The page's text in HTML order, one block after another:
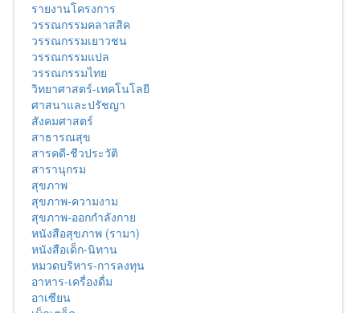
รายงานโครงการ
วรรณกรรมคลาสสิค
วรรณกรรมเยาวชน
วรรณกรรมแปล
วรรณกรรมไทย
วิทยาศาสตร์-เทคโนโลยี
ศาสนาและปรัชญา
สังคมศาสตร์
สาธารณสุข
สารคดี-ชีวประวัติ
สารานุกรม
สุขภาพ
สุขภาพ-ความงาม
สุขภาพ-ออกกำลังกาย
หนังสือสุขภาพ (รามา)
หนังสือเด็ก-นิทาน
หมวดบริหาร-การลงทุน
อาหาร-เครื่องดื่ม
อาเซียน